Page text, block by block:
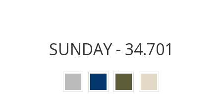
SUNDAY - 34.701